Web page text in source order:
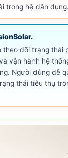
trong hệ dân dụng.
Solar.
theo dõi trạng thái
vận hành hệ
Người dùng dễ
thái tiêu thụ